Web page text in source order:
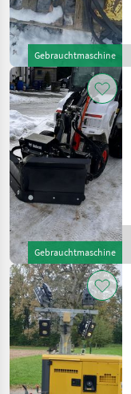
Gebrauchtmaschine
Gebrauchtmaschine